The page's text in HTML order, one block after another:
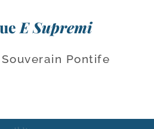
E Supremi
Pontife